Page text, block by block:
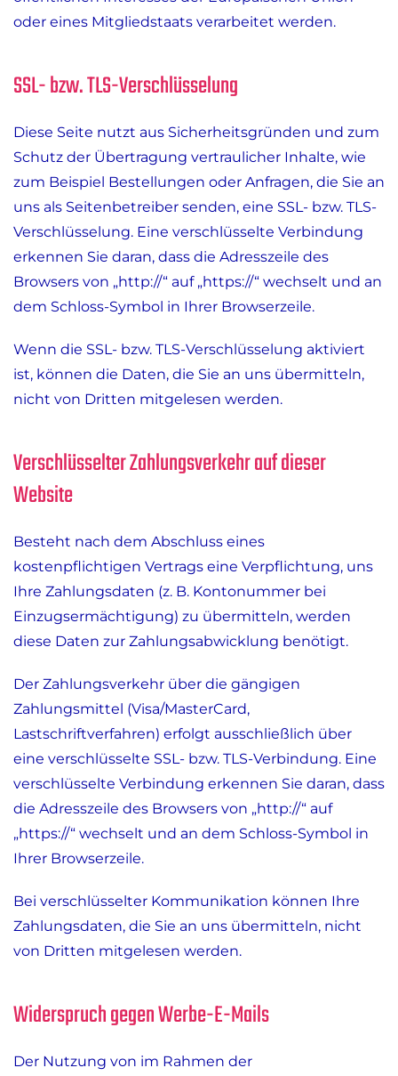
oder eines Mitgliedstaats verarbeitet werden.
SSL- bzw. TLS-Verschlüsselung
Diese Seite nutzt aus Sicherheitsgründen und zum
Schutz der Übertragung vertraulicher Inhalte, wie
zum Beispiel Bestellungen oder Anfragen, die Sie an
uns als Seitenbetreiber senden, eine SSL- bzw. TLS-
Verschlüsselung. Eine verschlüsselte Verbindung
erkennen Sie daran, dass die Adresszeile des
Browsers von „http://“ auf „https://“ wechselt und an
dem Schloss-Symbol in Ihrer Browserzeile.
Wenn die SSL- bzw. TLS-Verschlüsselung aktiviert
ist, können die Daten, die Sie an uns übermitteln,
nicht von Dritten mitgelesen werden.
Verschlüsselter Zahlungsverkehr auf dieser
Website
Besteht nach dem Abschluss eines
kostenpflichtigen Vertrags eine Verpflichtung, uns
Ihre Zahlungsdaten (z. B. Kontonummer bei
Einzugsermächtigung) zu übermitteln, werden
diese Daten zur Zahlungsabwicklung benötigt.
Der Zahlungsverkehr über die gängigen
Zahlungsmittel (Visa/MasterCard,
Lastschriftverfahren) erfolgt ausschließlich über
eine verschlüsselte SSL- bzw. TLS-Verbindung. Eine
verschlüsselte Verbindung erkennen Sie daran, dass
die Adresszeile des Browsers von „http://“ auf
„https://“ wechselt und an dem Schloss-Symbol in
Ihrer Browserzeile.
Bei verschlüsselter Kommunikation können Ihre
Zahlungsdaten, die Sie an uns übermitteln, nicht
von Dritten mitgelesen werden.
Widerspruch gegen Werbe-E-Mails
Der Nutzung von im Rahmen der